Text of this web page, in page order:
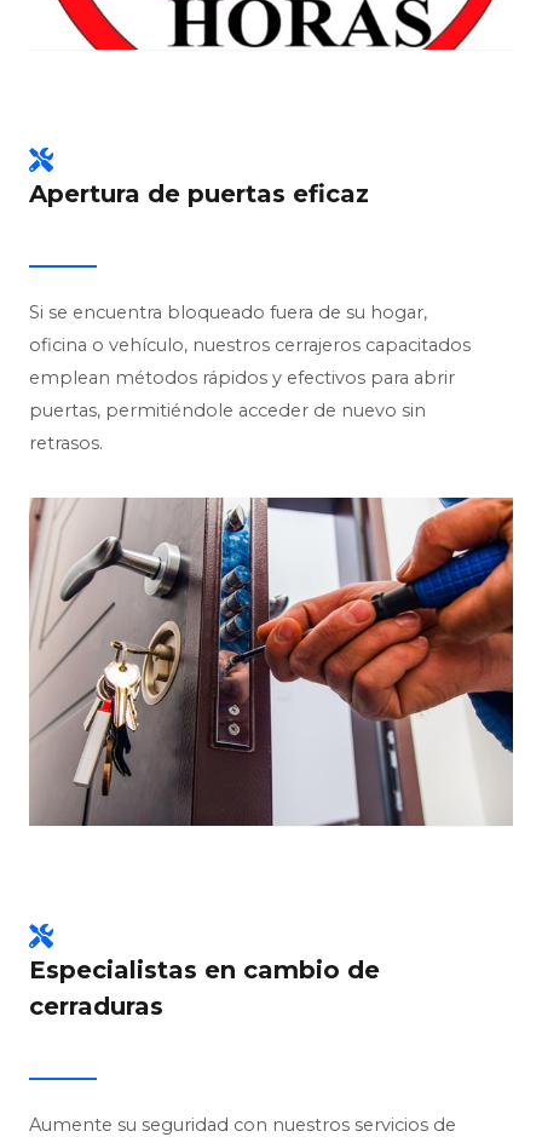
Apertura de puertas eficaz
Si se encuentra bloqueado fuera de su hogar,
oficina o vehículo, nuestros cerrajeros capacitados
emplean métodos rápidos y efectivos para abrir
puertas, permitiéndole acceder de nuevo sin
retrasos.
Especialistas en cambio de
cerraduras
Aumente su seguridad con nuestros servicios de